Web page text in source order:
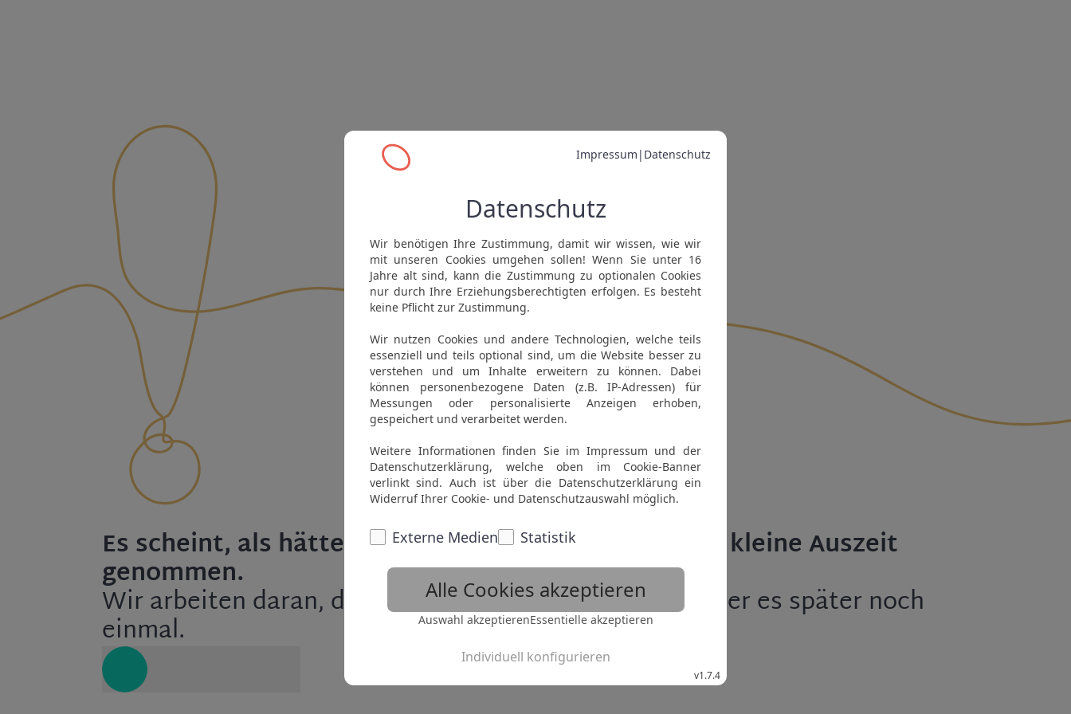
Es scheint, als hätte unser künstlerischer Geist eine kleine Auszeit
genommen.
Wir arbeiten daran, die Seite wiederherzustellen. Probier es später noch
einmal.